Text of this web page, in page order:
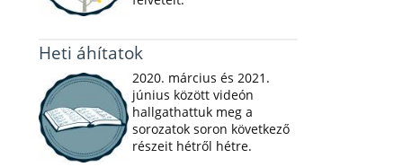
Heti áhítatok
2020. március és 2021.
június között videón
hallgathattuk meg a
sorozatok soron következő
részeit hétről hétre.